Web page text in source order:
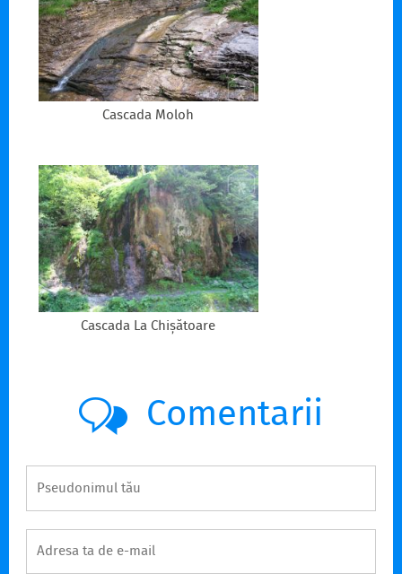
Cascada Moloh
Cascada La Chișătoare
Comentarii